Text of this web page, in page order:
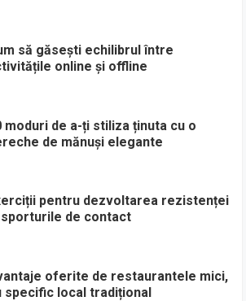
să găsești echilibrul între
online și offline
moduri de a-ți stiliza ținuta cu o
de mănuși elegante
pentru dezvoltarea rezistenței
de contact
oferite de restaurantele mici,
specific local tradițional